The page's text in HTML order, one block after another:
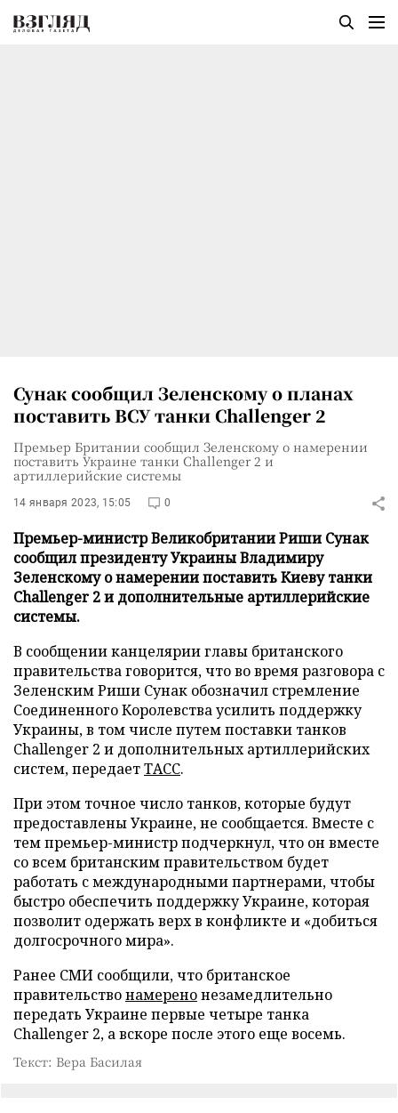
Сунак сообщил Зеленскому о планах
поставить ВСУ танки Challenger 2
Премьер Британии сообщил Зеленскому о намерении
поставить Украине танки Challenger 2 и
артиллерийские системы
14 января 2023, 15:05 0
Премьер-министр Великобритании Риши Сунак
сообщил президенту Украины Владимиру
Зеленскому о намерении поставить Киеву танки
Challenger 2 и дополнительные артиллерийские
системы.
В сообщении канцелярии главы британского
правительства говорится, что во время разговора с
Зеленским Риши Сунак обозначил стремление
Соединенного Королевства усилить поддержку
Украины, в том числе путем поставки танков
Challenger 2 и дополнительных артиллерийских
систем, передаетТАСС.
При этом точное число танков, которые будут
предоставлены Украине, не сообщается. Вместе с
тем премьер-министр подчеркнул, что он вместе
со всем британским правительством будет
работать с международными партнерами, чтобы
быстро обеспечить поддержку Украине, которая
позволит одержать верх в конфликте и «добиться
долгосрочного мира».
Ранее СМИ сообщили, что британское
правительствонамеренонезамедлительно
передать Украине первые четыре танка
Challenger 2, а вскоре после этого еще восемь.
Текст: Вера Басилая